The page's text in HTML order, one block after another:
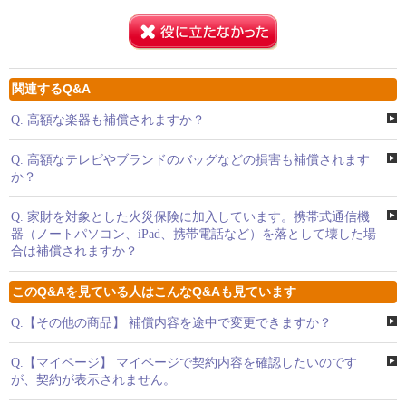
関連するQ&A
Q. 高額な楽器も補償されますか？
Q. 高額なテレビやブランドのバッグなどの損害も補償されます
か？
Q. 家財を対象とした火災保険に加入しています。携帯式通信機
器（ノートパソコン、iPad、携帯電話など）を落として壊した場
合は補償されますか？
このQ&Aを見ている人はこんなQ&Aも見ています
Q. 【その他の商品】 補償内容を途中で変更できますか？
Q. 【マイページ】 マイページで契約内容を確認したいのです
が、契約が表示されません。